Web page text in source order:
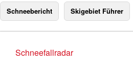
Schneebericht Skigebiet Führer
Schneefallradar